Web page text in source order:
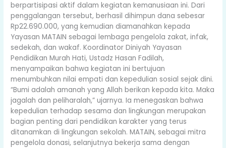
berpartisipasi aktif dalam kegiatan kemanusiaan ini. Dari
penggalangan tersebut, berhasil dihimpun dana sebesar
Rp22.690.000, yang kemudian diamanahkan kepada
Yayasan MATAIN sebagai lembaga pengelola zakat, infak,
sedekah, dan wakaf. Koordinator Diniyah Yayasan
Pendidikan Murah Hati, Ustadz Hasan Fadilah,
menyampaikan bahwa kegiatan ini bertujuan
menumbuhkan nilai empati dan kepedulian sosial sejak dini.
“Bumi adalah amanah yang Allah berikan kepada kita. Maka
jagalah dan peliharalah,” ujarnya. Ia menegaskan bahwa
kepedulian terhadap sesama dan lingkungan merupakan
bagian penting dari pendidikan karakter yang terus
ditanamkan di lingkungan sekolah. MATAIN, sebagai mitra
pengelola donasi, selanjutnya bekerja sama dengan